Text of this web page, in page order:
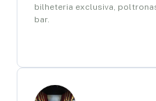
bilheteria exclusiva,
bar.